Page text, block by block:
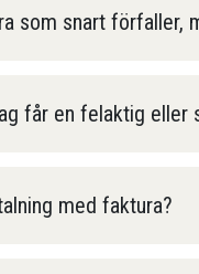
som snart förfaller,
får en felaktig eller
med faktura?